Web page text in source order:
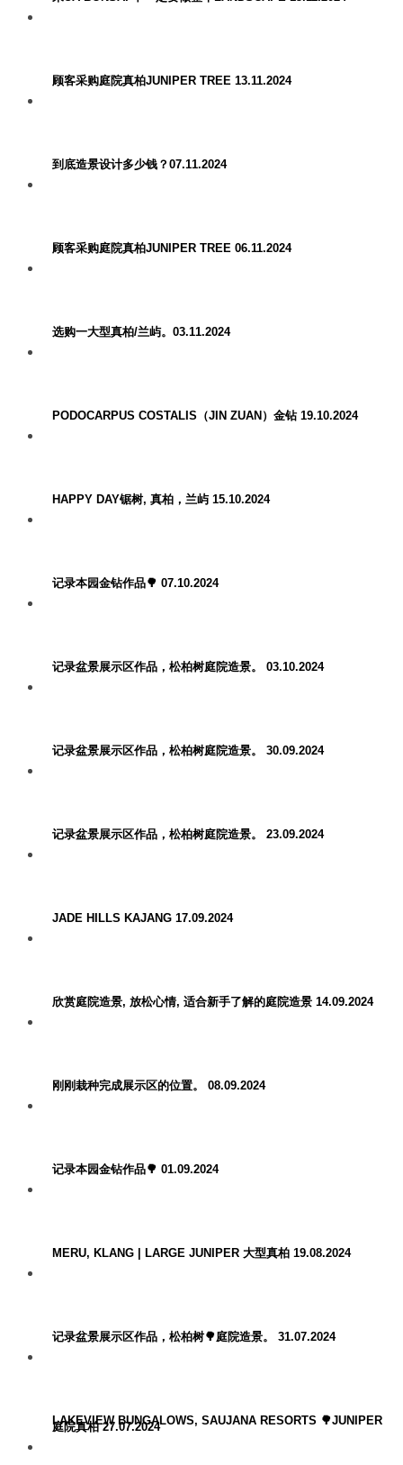
顾客采购庭院真柏JUNIPER TREE 13.11.2024
到底造景设计多少钱？07.11.2024
顾客采购庭院真柏JUNIPER TREE 06.11.2024
选购一大型真柏/兰屿。03.11.2024
PODOCARPUS COSTALIS（JIN ZUAN）金钻 19.10.2024
HAPPY DAY锯树, 真柏，兰屿 15.10.2024
记录本园金钻作品🌳 07.10.2024
记录盆景展示区作品，松柏树庭院造景。 03.10.2024
记录盆景展示区作品，松柏树庭院造景。 30.09.2024
记录盆景展示区作品，松柏树庭院造景。 23.09.2024
JADE HILLS KAJANG 17.09.2024
欣赏庭院造景, 放松心情, 适合新手了解的庭院造景 14.09.2024
刚刚栽种完成展示区的位置。 08.09.2024
记录本园金钻作品🌳 01.09.2024
MERU, KLANG | LARGE JUNIPER 大型真柏 19.08.2024
记录盆景展示区作品，松柏树🌳庭院造景。 31.07.2024
LAKEVIEW BUNGALOWS, SAUJANA RESORTS 🌳JUNIPER
庭院真柏 27.07.2024